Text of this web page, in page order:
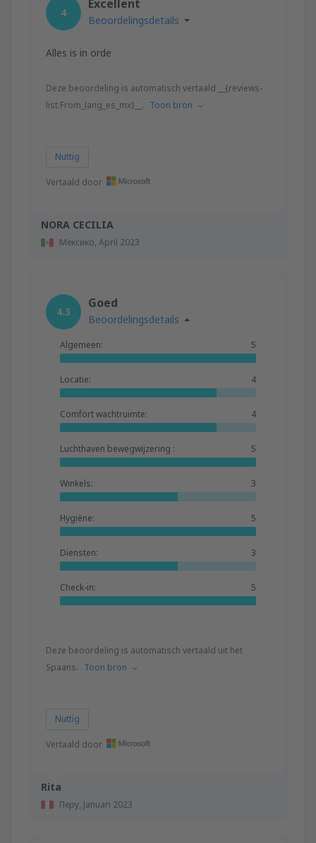
NORA CECILIA
Мексико, April 2023
4
Excellent
Beoordelingsdetails
Alles is in orde
Deze beoordeling is automatisch vertaald __{reviews-
list.From_lang_es_mx}__. Toon bron
Nuttig
Vertaald door
Rita
Перу, Januari 2023
4.3
Goed
Beoordelingsdetails
Algemeen: 5
Locatie: 4
Comfort wachtruimte: 4
Luchthaven bewegwijzering : 5
Winkels: 3
Hygiëne: 5
Diensten: 3
Check-in: 5
Deze beoordeling is automatisch vertaald uit het
Spaans. Toon bron
Nuttig
Vertaald door